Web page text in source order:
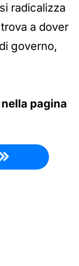
radicalizza
a dover
governo,
pagina